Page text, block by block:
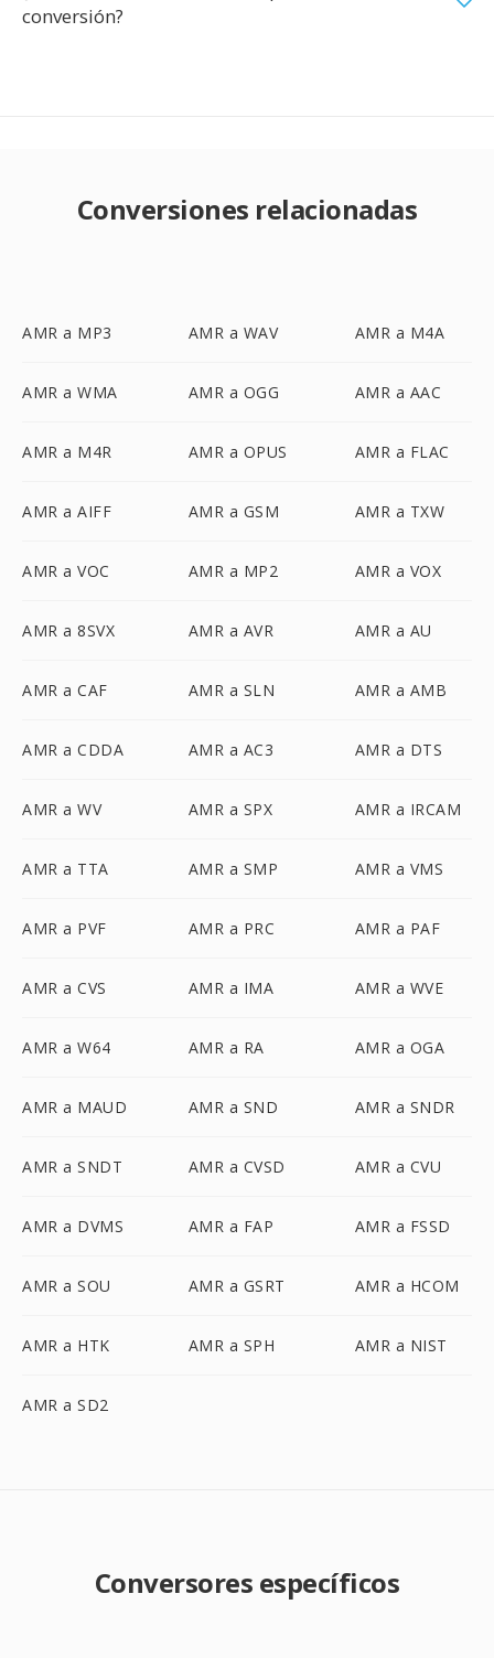
conversión?
Conversiones relacionadas
AMR a MP3 AMR a WAV AMR a M4A
AMR a WMA AMR a OGG AMR a AAC
AMR a M4R AMR a OPUS AMR a FLAC
AMR a AIFF AMR a GSM AMR a TXW
AMR a VOC AMR a MP2 AMR a VOX
AMR a 8SVX AMR a AVR AMR a AU
AMR a CAF AMR a SLN AMR a AMB
AMR a CDDA AMR a AC3 AMR a DTS
AMR a WV AMR a SPX AMR a IRCAM
AMR a TTA AMR a SMP AMR a VMS
AMR a PVF AMR a PRC AMR a PAF
AMR a CVS AMR a IMA AMR a WVE
AMR a W64 AMR a RA AMR a OGA
AMR a MAUD AMR a SND AMR a SNDR
AMR a SNDT AMR a CVSD AMR a CVU
AMR a DVMS AMR a FAP AMR a FSSD
AMR a SOU AMR a GSRT AMR a HCOM
AMR a HTK AMR a SPH AMR a NIST
AMR a SD2
Conversores específicos